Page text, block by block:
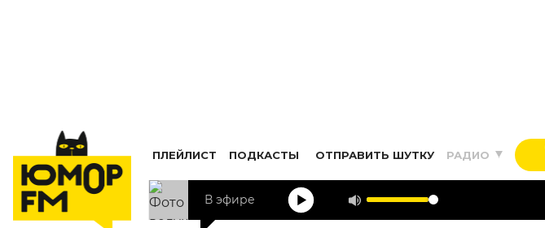
ПЛЕЙЛИСТ ПОДКАСТЫ ОТПРАВИТЬ ШУТКУ РАДИО
В эфире